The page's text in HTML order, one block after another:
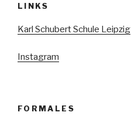
LINKS
Karl Schubert Schule Leipzig
Instagram
FORMALES